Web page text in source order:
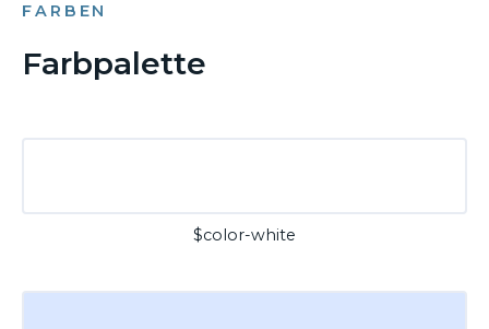
FARBEN
Farbpalette
$color-white